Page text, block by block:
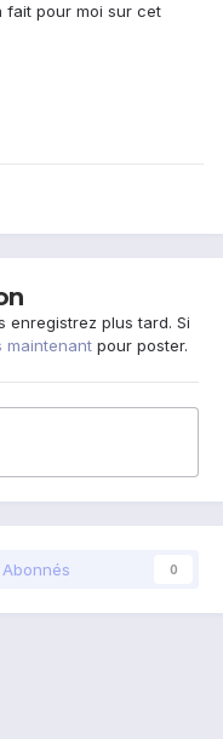
fait pour moi sur cet
enregistrez plus tard. Si
maintenant pour poster.
Abonnés 0